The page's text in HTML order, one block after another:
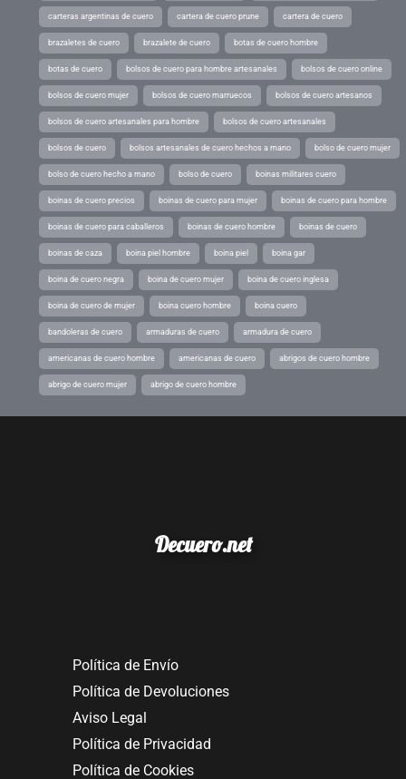
carteras argentinas de cuero cartera de cuero prune cartera de cuero
brazaletes de cuero brazalete de cuero botas de cuero hombre
botas de cuero bolsos de cuero para hombre artesanales bolsos de cuero online
bolsos de cuero mujer bolsos de cuero marruecos bolsos de cuero artesanos
bolsos de cuero artesanales para hombre bolsos de cuero artesanales
bolsos de cuero bolsos artesanales de cuero hechos a mano bolso de cuero mujer
bolso de cuero hecho a mano bolso de cuero boinas militares cuero
boinas de cuero precios boinas de cuero para mujer boinas de cuero para hombre
boinas de cuero para caballeros boinas de cuero hombre boinas de cuero
boinas de caza boina piel hombre boina piel boina gar
boina de cuero negra boina de cuero mujer boina de cuero inglesa
boina de cuero de mujer boina cuero hombre boina cuero
bandoleras de cuero armaduras de cuero armadura de cuero
americanas de cuero hombre americanas de cuero abrigos de cuero hombre
abrigo de cuero mujer abrigo de cuero hombre
Decuero.net
Política de Envío
Política de Devoluciones
Aviso Legal
Política de Privacidad
Política de Cookies